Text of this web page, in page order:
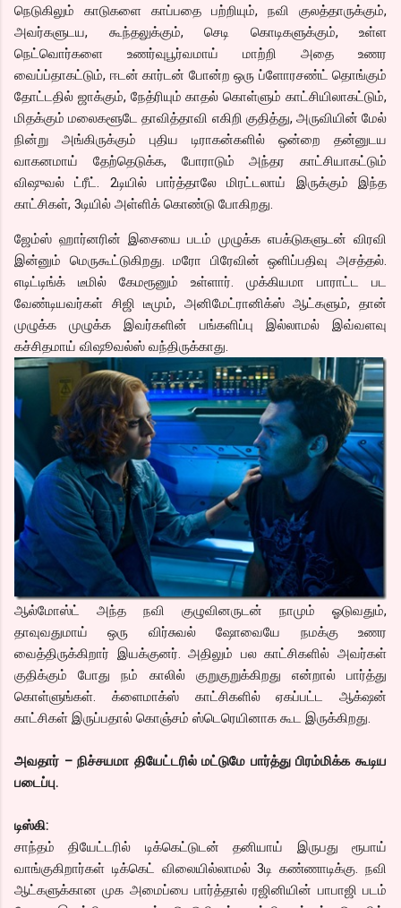
நெடுகிலும் காடுகளை காப்பதை பற்றியும், நவி குலத்தாருக்கும்,
அவர்களுடய, கூந்தலுக்கும், செடி கொடிகளுக்கும், உள்ள
நெட்வொர்களை உணர்வுபூர்வமாய் மாற்றி அதை உணர
வைப்ப்தாகட்டும், ஈடன் கார்டன் போன்ற ஒரு ப்ளோரசண்ட் தொங்கும்
தோட்டதில் ஜாக்கும், நேத்ரியும் காதல் கொள்ளும் காட்சியிலாகட்டும்,
மிதக்கும் மலைகளூடே தாவித்தாவி எகிறி குதித்து, அருவியின் மேல்
நின்று அங்கிருக்கும் புதிய டிராகன்களில் ஒன்றை தன்னுடய
வாகனமாய் தேற்தெடுக்க, போராடும் அந்தர காட்சியாகட்டும்
விஷுவல் ட்ரீட். 2டியில் பார்த்தாலே மிரட்டலாய் இருக்கும் இந்த
காட்சிகள், 3டியில் அள்ளிக் கொண்டு போகிறது.
ஜேம்ஸ் ஹார்னரின் இசையை படம் முழுக்க எபக்டுகளுடன் விரவி
இன்னும் மெருகூட்டுகிறது. மரோ பிரேவின் ஒளிப்பதிவு அசத்தல்.
எடிட்டிங்க் டீமில் கேமரூனும் உள்ளார். முக்கியமா பாராட்ட பட
வேண்டியவர்கள் சிஜி டீமும், அனிமேட்ரானிக்ஸ் ஆட்களும், தான்
முழுக்க முழுக்க இவர்களின் பங்களிப்பு இல்லாமல் இவ்வளவு
கச்சிதமாய் விஷூவல்ஸ் வந்திருக்காது.
ஆல்மோஸ்ட் அந்த நவி குழுவினருடன் நாமும் ஓடுவதும்,
தாவுவதுமாய் ஒரு விர்சுவல் ஷோவையே நமக்கு உணர
வைத்திருக்கிறார் இயக்குனர். அதிலும் பல காட்சிகளில் அவர்கள்
குதிக்கும் போது நம் காலில் குறுகுறுக்கிறது என்றால் பார்த்து
கொள்ளுங்கள். க்ளைமாக்ஸ் காட்சிகளில் ஏகப்பட்ட ஆக்‌ஷன்
காட்சிகள் இருப்பதால் கொஞ்சம் ஸ்டெரெயினாக கூட இருக்கிறது.
அவதார் – நிச்சயமா தியேட்டரில் மட்டுமே பார்த்து பிரம்மிக்க கூடிய
படைப்பு.
டிஸ்கி:
சாந்தம் தியேட்டரில் டிக்கெட்டுடன் தனியாய் இருபது ரூபாய்
வாங்குகிறார்கள் டிக்கெட் விலையில்லாமல் 3டி கண்ணாடிக்கு. நவி
ஆட்களுக்கான முக அமைப்பை பார்த்தால் ரஜினியின் பாபாஜி படம்